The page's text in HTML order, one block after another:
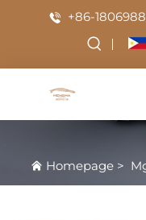
+86-
Homepage >